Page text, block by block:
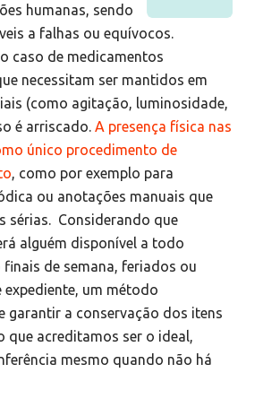
humanas, sendo
a falhas ou equívocos.
caso de medicamentos
necessitam ser mantidos em
(como agitação, luminosidade,
é arriscado. A presença física nas
único procedimento de
, como por exemplo para
ou anotações manuais que
sérias. Considerando que
alguém disponível a todo
de semana, feriados ou
um método
garantir a conservação dos itens
que acreditamos ser o ideal,
mesmo quando não há